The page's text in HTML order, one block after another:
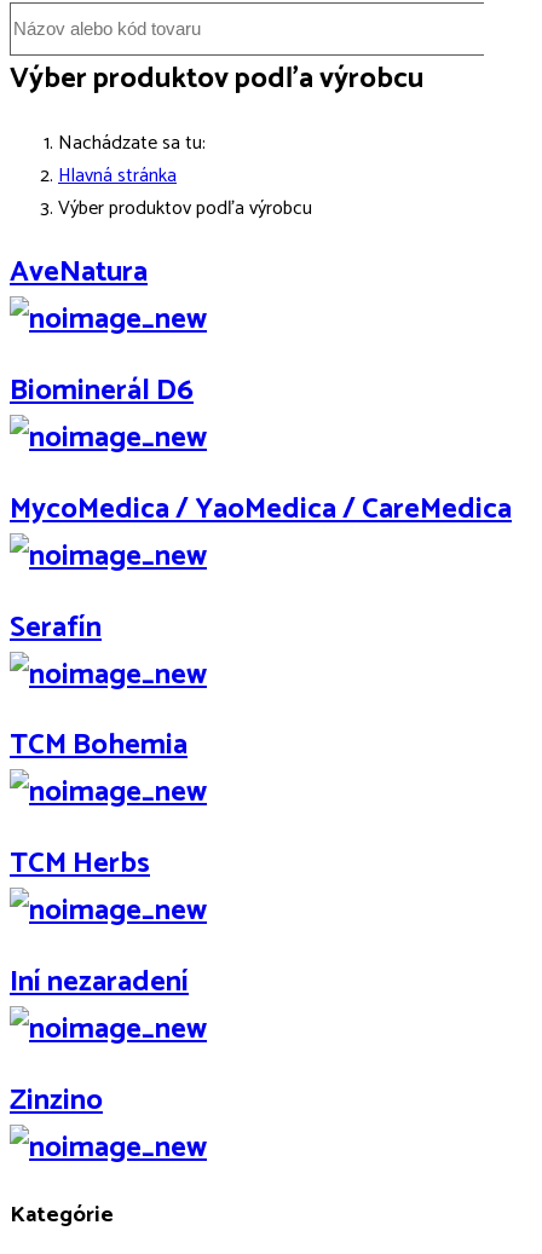
Výber produktov podľa výrobcu
Nachádzate sa tu:
Hlavná stránka
Výber produktov podľa výrobcu
AveNatura
Biominerál D6
MycoMedica / YaoMedica / CareMedica
Serafín
TCM Bohemia
TCM Herbs
Iní nezaradení
Zinzino
Kategórie